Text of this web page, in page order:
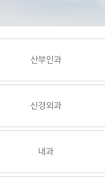
산부인과
신경외과
내과